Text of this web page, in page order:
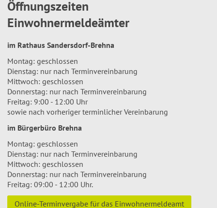
Öffnungszeiten
Einwohnermeldeämter
im Rathaus Sandersdorf-Brehna
Montag: geschlossen
Dienstag: nur nach Terminvereinbarung
Mittwoch: geschlossen
Donnerstag: nur nach Terminvereinbarung
Freitag: 9:00 - 12:00 Uhr
sowie nach vorheriger terminlicher Vereinbarung
im Bürgerbüro Brehna
Montag: geschlossen
Dienstag: nur nach Terminvereinbarung
Mittwoch: geschlossen
Donnerstag: nur nach Terminvereinbarung
Freitag: 09:00 - 12:00 Uhr.
Online-Terminvergabe für das Einwohnermeldeamt